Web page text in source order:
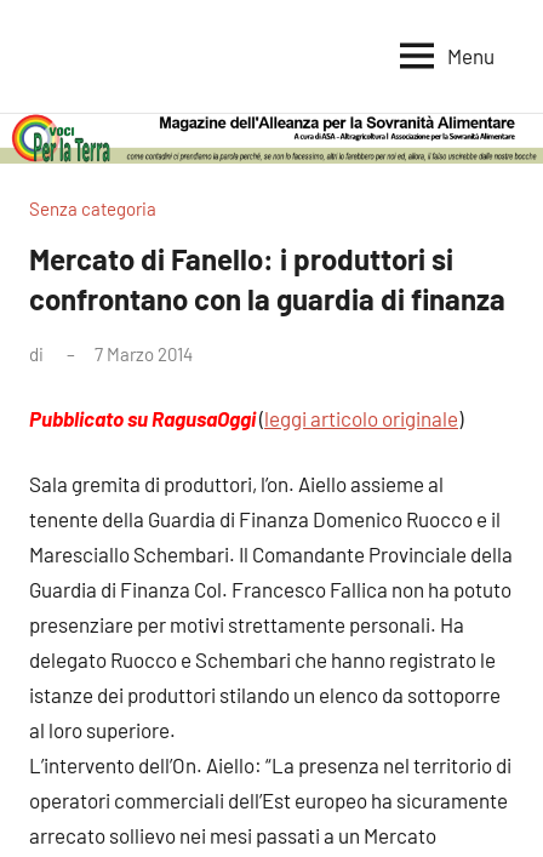
per
la
Terra
per
la
Alimentare
Menu
Senza categoria
Mercato di Fanello: i produttori si
confrontano con la guardia di finanza
di 7 Marzo 2014
Pubblicato su RagusaOggi(leggi articolo originale)
Sala gremita di produttori, l’on. Aiello assieme al
tenente della Guardia di Finanza Domenico Ruocco e il
Maresciallo Schembari. Il Comandante Provinciale della
Guardia di Finanza Col. Francesco Fallica non ha potuto
presenziare per motivi strettamente personali. Ha
delegato Ruocco e Schembari che hanno registrato le
istanze dei produttori stilando un elenco da sottoporre
al loro superiore.
L’intervento dell’On. Aiello: “La presenza nel territorio di
operatori commerciali dell’Est europeo ha sicuramente
arrecato sollievo nei mesi passati a un Mercato